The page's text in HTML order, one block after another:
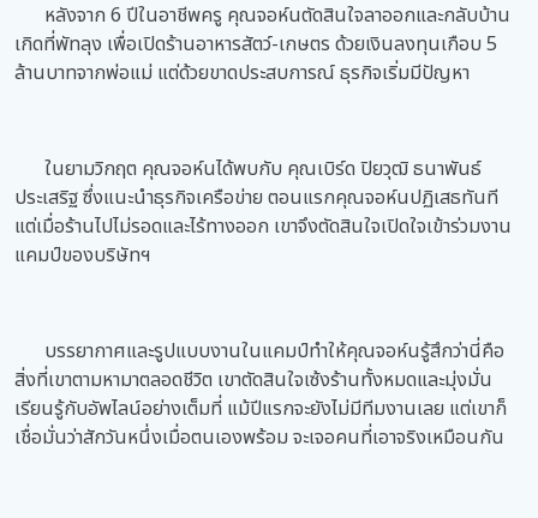
หลังจาก 6 ปีในอาชีพครู คุณจอห์นตัดสินใจลาออกและกลับบ้าน
เกิดที่พัทลุง เพื่อเปิดร้านอาหารสัตว์-เกษตร ด้วยเงินลงทุนเกือบ 5
ล้านบาทจากพ่อแม่ แต่ด้วยขาดประสบการณ์ ธุรกิจเริ่มมีปัญหา
ในยามวิกฤต คุณจอห์นได้พบกับ คุณเบิร์ด ปิยวุฒิ ธนาพันธ์
ประเสริฐ ซึ่งแนะนำธุรกิจเครือข่าย ตอนแรกคุณจอห์นปฏิเสธทันที
แต่เมื่อร้านไปไม่รอดและไร้ทางออก เขาจึงตัดสินใจเปิดใจเข้าร่วมงาน
แคมป์ของบริษัทฯ
บรรยากาศและรูปแบบงานในแคมป์ทำให้คุณจอห์นรู้สึกว่านี่คือ
สิ่งที่เขาตามหามาตลอดชีวิต เขาตัดสินใจเซ้งร้านทั้งหมดและมุ่งมั่น
เรียนรู้กับอัพไลน์อย่างเต็มที่ แม้ปีแรกจะยังไม่มีทีมงานเลย แต่เขาก็
เชื่อมั่นว่าสักวันหนึ่งเมื่อตนเองพร้อม จะเจอคนที่เอาจริงเหมือนกัน